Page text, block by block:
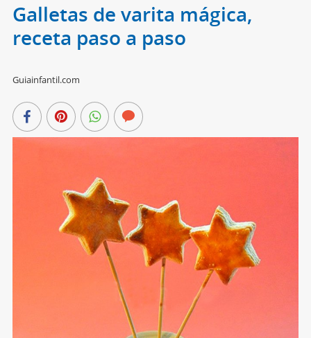
Galletas de varita mágica,
receta paso a paso
Guiainfantil.com